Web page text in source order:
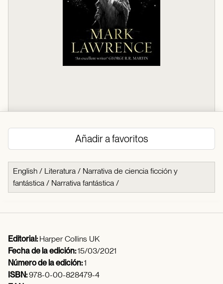
Añadir a favoritos
English / Literatura / Narrativa de ciencia ficción y
fantástica / Narrativa fantástica /
Editorial:Harper Collins UK
Fecha de la edición:15/03/2021
Número de la edición:1
ISBN:978-0-00-828479-4